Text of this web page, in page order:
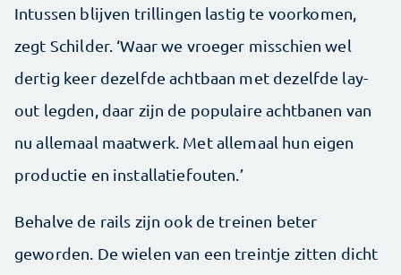
Intussen blijven trillingen lastig te voorkomen,
zegt Schilder. ‘Waar we vroeger misschien wel
dertig keer dezelfde achtbaan met dezelfde lay-
out legden, daar zijn de populaire achtbanen van
nu allemaal maatwerk. Met allemaal hun eigen
productie en installatiefouten.’
Behalve de rails zijn ook de treinen beter
geworden. De wielen van een treintje zitten dicht